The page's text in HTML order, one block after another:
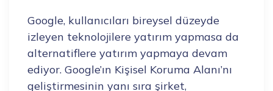
Google, kullanıcıları bireysel düzeyde
izleyen teknolojilere yatırım yapmasa da
alternatiflere yatırım yapmaya devam
ediyor. Google’ın Kişisel Koruma Alanı’nı
geliştirmesinin yanı sıra şirket,